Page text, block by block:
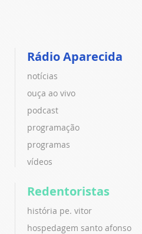
Rádio Aparecida
notícias
ouça ao vivo
podcast
programação
programas
vídeos
Redentoristas
história pe. vitor
hospedagem santo afonso